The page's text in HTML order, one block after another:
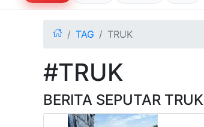
TAG TRUK
#TRUK
BERITA SEPUTAR TRUK